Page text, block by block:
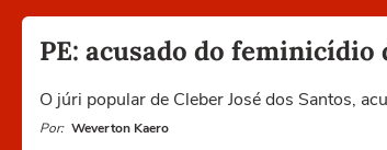
PE: acusado do
O júri popular de Cleber José dos Santos,
Por: Weverton Kaero